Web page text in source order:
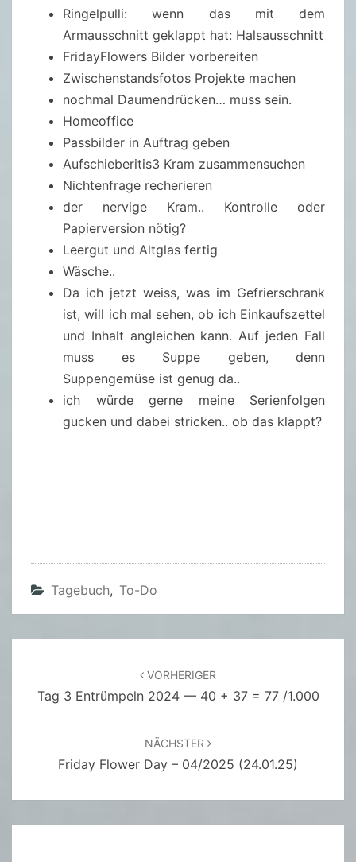
Ringelpulli: wenn das mit dem
Armausschnitt geklappt hat: Halsausschnitt
FridayFlowers Bilder vorbereiten
Zwischenstandsfotos Projekte machen
nochmal Daumendrücken… muss sein.
Homeoffice
Passbilder in Auftrag geben
Aufschieberitis3 Kram zusammensuchen
Nichtenfrage recherieren
der nervige Kram.. Kontrolle oder
Papierversion nötig?
Leergut und Altglas fertig
Wäsche..
Da ich jetzt weiss, was im Gefrierschrank
ist, will ich mal sehen, ob ich Einkaufszettel
und Inhalt angleichen kann. Auf jeden Fall
muss es Suppe geben, denn
Suppengemüse ist genug da..
ich würde gerne meine Serienfolgen
gucken und dabei stricken.. ob das klappt?
Tagebuch, To-Do
VORHERIGER
Tag 3 Entrümpeln 2024 — 40 + 37 = 77 /1.000
NÄCHSTER
Friday Flower Day – 04/2025 (24.01.25)